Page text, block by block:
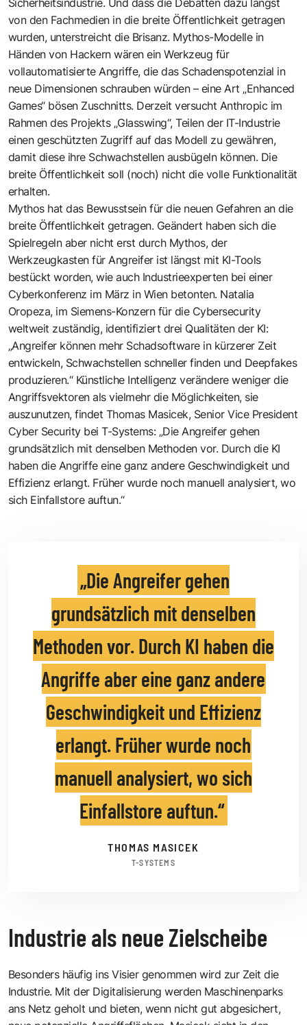
von den Fachmedien in die breite Öffentlichkeit getragen
wurden, unterstreicht die Brisanz. Mythos-Modelle in
Händen von Hackern wären ein Werkzeug für
vollautomatisierte Angriffe, die das Schadenspotenzial in
neue Dimensionen schrauben würden – eine Art „Enhanced
Games“ bösen Zuschnitts. Derzeit versucht Anthropic im
Rahmen des Projekts „Glasswing“, Teilen der IT-Industrie
einen geschützten Zugriff auf das Modell zu gewähren,
damit diese ihre Schwachstellen ausbügeln können. Die
breite Öffentlichkeit soll (noch) nicht die volle Funktionalität
erhalten.
Mythos hat das Bewusstsein für die neuen Gefahren an die
breite Öffentlichkeit getragen. Geändert haben sich die
Spielregeln aber nicht erst durch Mythos, der
Werkzeugkasten für Angreifer ist längst mit KI-Tools
bestückt worden, wie auch Industrieexperten bei einer
Cyberkonferenz im März in Wien betonten. Natalia
Oropeza, im Siemens-Konzern für die Cybersecurity
weltweit zuständig, identifiziert drei Qualitäten der KI:
„Angreifer können mehr Schadsoftware in kürzerer Zeit
entwickeln, Schwachstellen schneller finden und Deepfakes
produzieren.“ Künstliche Intelligenz verändere weniger die
Angriffsvektoren als vielmehr die Möglichkeiten, sie
auszunutzen, findet Thomas Masicek, Senior Vice President
Cyber Security bei T-Systems: „Die Angreifer gehen
grundsätzlich mit denselben Methoden vor. Durch die KI
haben die Angriffe eine ganz andere Geschwindigkeit und
Effizienz erlangt. Früher wurde noch manuell analysiert, wo
sich Einfallstore auftun.“
Die Angreifer gehen
grundsätzlich mit denselben
Methoden vor. Durch KI haben die
Angriffe aber eine ganz andere
Geschwindigkeit und Effizienz
erlangt. Früher wurde noch
manuell analysiert, wo sich
Einfallstore auftun.
THOMAS MASICEK
T-SYSTEMS
Industrie als neue Zielscheibe
Besonders häufig ins Visier genommen wird zur Zeit die
Industrie. Mit der Digitalisierung werden Maschinenparks
ans Netz geholt und bieten, wenn nicht gut abgesichert,